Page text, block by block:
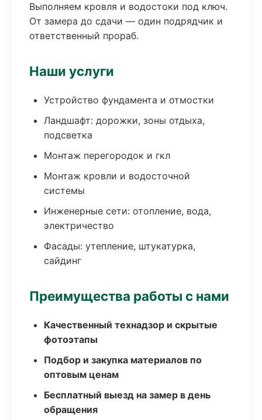
Выполняем кровля и водостоки под ключ.
От замера до сдачи — один подрядчик и
ответственный прораб.
Наши услуги
Устройство фундамента и отмостки
Ландшафт: дорожки, зоны отдыха,
подсветка
Монтаж перегородок и гкл
Монтаж кровли и водосточной
системы
Инженерные сети: отопление, вода,
электричество
Фасады: утепление, штукатурка,
сайдинг
Преимущества работы с нами
Качественный технадзор и скрытые
фотоэтапы
Подбор и закупка материалов по
оптовым ценам
Бесплатный выезд на замер в день
обращения